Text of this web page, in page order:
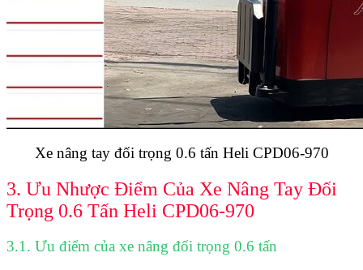
Xe nâng tay đối trọng 0.6 tấn Heli CPD06-970
3. Ưu Nhược Điểm Của Xe Nâng Tay Đối
Trọng 0.6 Tấn Heli CPD06-970
3.1. Ưu điểm của xe nâng đối trọng 0.6 tấn